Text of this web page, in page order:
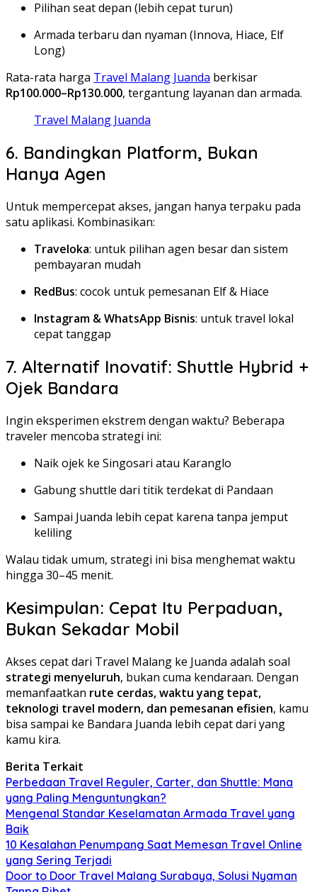
Pilihan seat depan (lebih cepat turun)
Armada terbaru dan nyaman (Innova, Hiace, Elf
Long)
Rata-rata harga Travel Malang Juanda berkisar
Rp100.000–Rp130.000, tergantung layanan dan armada.
Travel Malang Juanda
6. Bandingkan Platform, Bukan
Hanya Agen
Untuk mempercepat akses, jangan hanya terpaku pada
satu aplikasi. Kombinasikan:
Traveloka: untuk pilihan agen besar dan sistem
pembayaran mudah
RedBus: cocok untuk pemesanan Elf & Hiace
Instagram & WhatsApp Bisnis: untuk travel lokal
cepat tanggap
7. Alternatif Inovatif: Shuttle Hybrid +
Ojek Bandara
Ingin eksperimen ekstrem dengan waktu? Beberapa
traveler mencoba strategi ini:
Naik ojek ke Singosari atau Karanglo
Gabung shuttle dari titik terdekat di Pandaan
Sampai Juanda lebih cepat karena tanpa jemput
keliling
Walau tidak umum, strategi ini bisa menghemat waktu
hingga 30–45 menit.
Kesimpulan: Cepat Itu Perpaduan,
Bukan Sekadar Mobil
Akses cepat dari Travel Malang ke Juanda adalah soal
strategi menyeluruh, bukan cuma kendaraan. Dengan
memanfaatkan rute cerdas, waktu yang tepat,
teknologi travel modern, dan pemesanan efisien, kamu
bisa sampai ke Bandara Juanda lebih cepat dari yang
kamu kira.
Berita Terkait
Perbedaan Travel Reguler, Carter, dan Shuttle: Mana
yang Paling Menguntungkan?
Mengenal Standar Keselamatan Armada Travel yang
Baik
10 Kesalahan Penumpang Saat Memesan Travel Online
yang Sering Terjadi
Door to Door Travel Malang Surabaya, Solusi Nyaman